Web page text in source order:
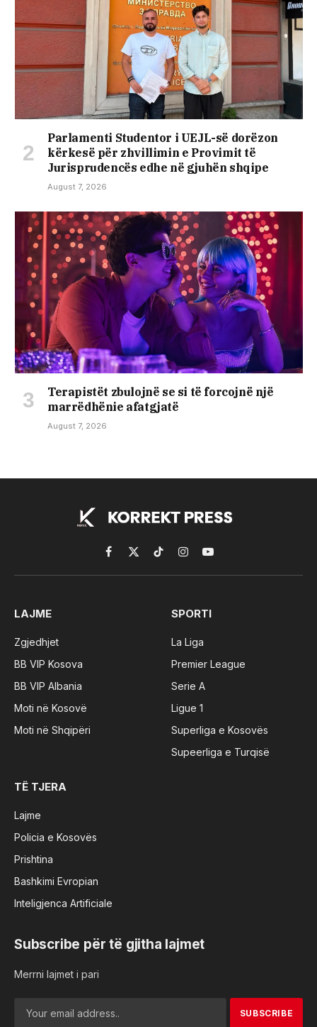
Parlamenti Studentor i UEJL-së dorëzon
kërkesë për zhvillimin e Provimit të
Jurisprudencës edhe në gjuhën shqipe
August 7, 2026
Terapistët zbulojnë se si të forcojnë një
marrëdhënie afatgjatë
August 7, 2026
Facebook
X
(Twitter)
TikTokInstagramYouTube
LAJME
Zgjedhjet
BB VIP Kosova
BB VIP Albania
Moti në Kosovë
Moti në Shqipëri
SPORTI
La Liga
Premier League
Serie A
Ligue 1
Superliga e Kosovës
Supeerliga e Turqisë
TË TJERA
Lajme
Policia e Kosovës
Prishtina
Bashkimi Evropian
Inteligjenca Artificiale
Subscribe për të gjitha lajmet
Merrni lajmet i pari